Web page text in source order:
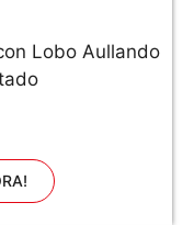
Lobo Aullando